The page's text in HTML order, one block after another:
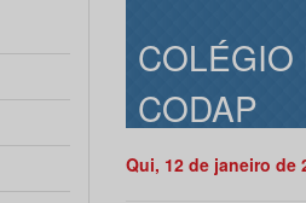
COLÉGIO
CODAP
Qui, 12 de janeiro de